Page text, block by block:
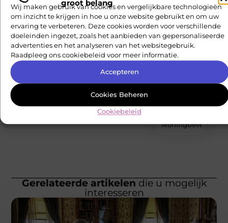
groot belang
Wij maken gebruik van cookies en vergelijkbare technologieën
om inzicht te krijgen in hoe u onze website gebruikt en om uw
ervaring te verbeteren. Deze cookies worden voor verschillende
doeleinden ingezet, zoals het aanbieden van gepersonaliseerde
advertenties en het analyseren van het websitegebruik.
Raadpleeg ons cookiebeleid voor meer informatie.
Accepteren
Cookies Beheren
Cookiebeleid
standaard
algemene
voorwaarden
je bedrijf
kunnen
kosten
nieuwste
het gebied
woningbeveiliging
Gerelateerde artikelen die u mogelijk
interesseren